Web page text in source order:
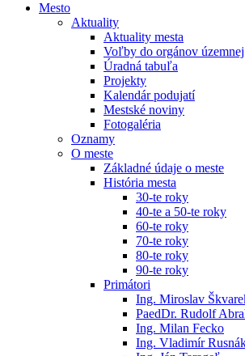
Mesto
Aktuality
Aktuality mesta
Voľby do orgánov
Úradná tabuľa
Projekty
Kalendár podujatí
Mestské noviny
Fotogaléria
Oznamy
O meste
Základné údaje o meste
História mesta
30-te roky
40-te a 50-te roky
60-te roky
70-te roky
80-te roky
90-te roky
Primátori
Ing. Miroslav
PaedDr. Rudolf
Ing. Milan Fecko
Ing. Vladimír